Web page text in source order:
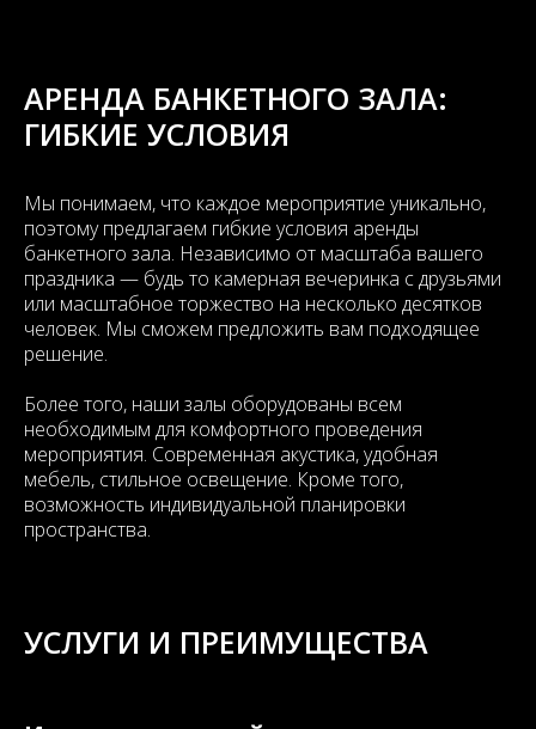
АРЕНДА БАНКЕТНОГО ЗАЛА:
ГИБКИЕ УСЛОВИЯ
Мы понимаем, что каждое мероприятие уникально,
поэтому предлагаем гибкие условия аренды
банкетного зала. Независимо от масштаба вашего
праздника — будь то камерная вечеринка с друзьями
или масштабное торжество на несколько десятков
человек. Мы сможем предложить вам подходящее
решение.
Более того, наши залы оборудованы всем
необходимым для комфортного проведения
мероприятия. Современная акустика, удобная
мебель, стильное освещение. Кроме того,
возможность индивидуальной планировки
пространства.
УСЛУГИ И ПРЕИМУЩЕСТВА